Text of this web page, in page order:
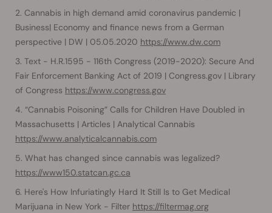
Cannabis in high demand amid coronavirus pandemic |
Business| Economy and finance news from a German
perspective | DW | 05.05.2020 https://www.dw.com
Text - H.R.1595 - 116th Congress (2019-2020): Secure And
Fair Enforcement Banking Act of 2019 | Congress.gov | Library
of Congress https://www.congress.gov
“Cannabis Poisoning” Calls for Children Have Doubled in
Massachusetts | Articles | Analytical Cannabis
https://www.analyticalcannabis.com
What has changed since cannabis was legalized?
https://www150.statcan.gc.ca
Here's How Infuriatingly Hard It Still Is to Get Medical
Marijuana in New York - Filter https://filtermag.org